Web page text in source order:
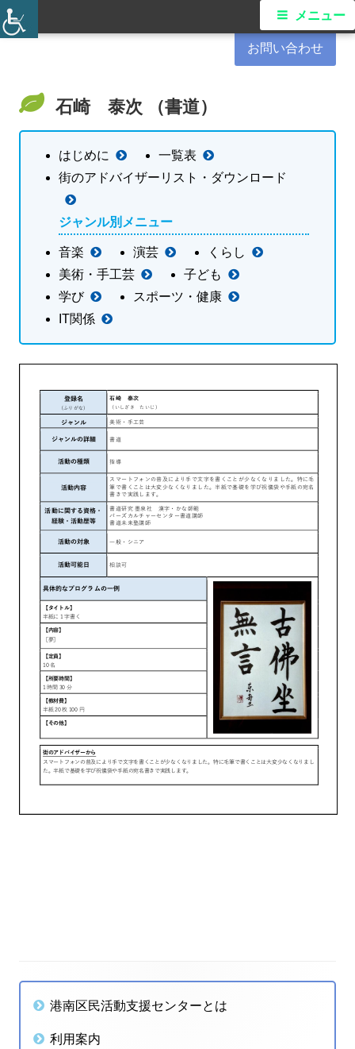
コ
ン
港南区民活動支援センター
お問い合わせ
メ
メニュー
石崎 泰次 （書道）
はじめに
一覧表
街のアドバイザーリスト・ダウンロード
ジャンル別メニュー
音楽 演芸
くらし
美術・手工芸
子ども
学び
スポーツ・健康
IT関係
ナ
メ
イ
港南区民活動支援センターとは
利用案内